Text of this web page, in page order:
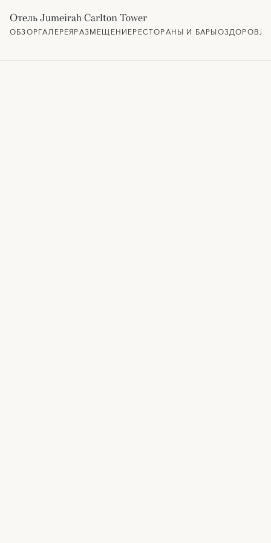
Отель Jumeirah Carlton Tower
ОБЗОРГАЛЕРЕЯРАЗМЕЩЕНИЕРЕСТОРАНЫ И БАРЫ